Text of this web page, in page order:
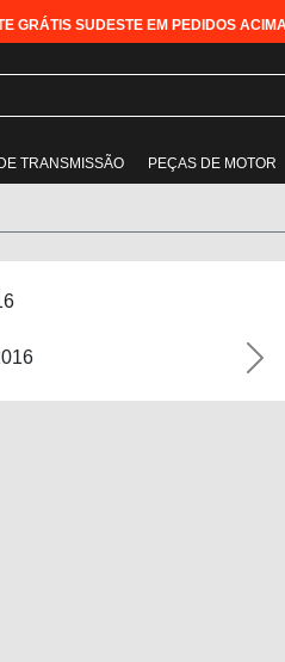
GRÁTIS SUDESTE EM PEDIDOS
TRANSMISSÃO PEÇAS DE MOTOR
Next